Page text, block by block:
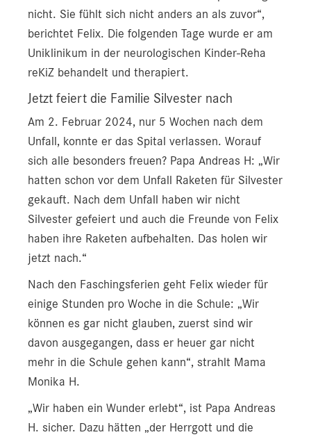
nicht. Sie fühlt sich nicht anders an als zuvor“,
berichtet Felix. Die folgenden Tage wurde er am
Uniklinikum in der neurologischen Kinder-Reha
reKiZ behandelt und therapiert.
Jetzt feiert die Familie Silvester nach
Am 2. Februar 2024, nur 5 Wochen nach dem
Unfall, konnte er das Spital verlassen. Worauf
sich alle besonders freuen? Papa Andreas H: „Wir
hatten schon vor dem Unfall Raketen für Silvester
gekauft. Nach dem Unfall haben wir nicht
Silvester gefeiert und auch die Freunde von Felix
haben ihre Raketen aufbehalten. Das holen wir
jetzt nach.“
Nach den Faschingsferien geht Felix wieder für
einige Stunden pro Woche in die Schule: „Wir
können es gar nicht glauben, zuerst sind wir
davon ausgegangen, dass er heuer gar nicht
mehr in die Schule gehen kann“, strahlt Mama
Monika H.
„Wir haben ein Wunder erlebt“, ist Papa Andreas
H. sicher. Dazu hätten „der Herrgott und die